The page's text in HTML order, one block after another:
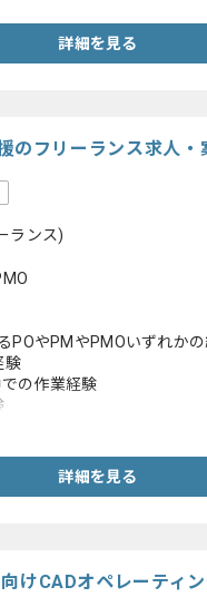
詳細を見る
のフリーランス求人・
ランス)
POやPMやPMOいずれか
験
の作業経験
詳細を見る
けCADオペレーティ